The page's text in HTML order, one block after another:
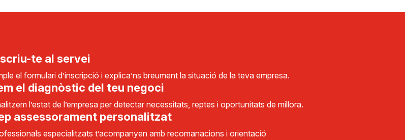
te al servei
el formulari d’inscripció i explica’ns breument la situació de la teva empresa.
el diagnòstic del teu negoci
l’estat de l’empresa per detectar necessitats, reptes i oportunitats de millora.
assessorament personalitzat
especialitzats t’acompanyen amb recomanacions i orientació